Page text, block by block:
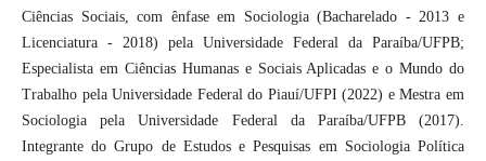
Ciências Sociais, com ênfase em Sociologia (Bacharelado - 2013 e
Licenciatura - 2018) pela Universidade Federal da Paraíba/UFPB;
Especialista em Ciências Humanas e Sociais Aplicadas e o Mundo do
Trabalho pela Universidade Federal do Piauí/UFPI (2022) e Mestra em
Sociologia pela Universidade Federal da Paraíba/UFPB (2017).
Integrante do Grupo de Estudos e Pesquisas em Sociologia Política